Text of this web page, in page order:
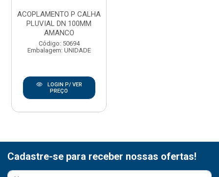
ACOPLAMENTO P CALHA
PLUVIAL DN 100MM
AMANCO
Código: 50694
Embalagem: UNIDADE
LOGIN P/ VER
PREÇO
Cadastre-se para receber nossas ofertas!